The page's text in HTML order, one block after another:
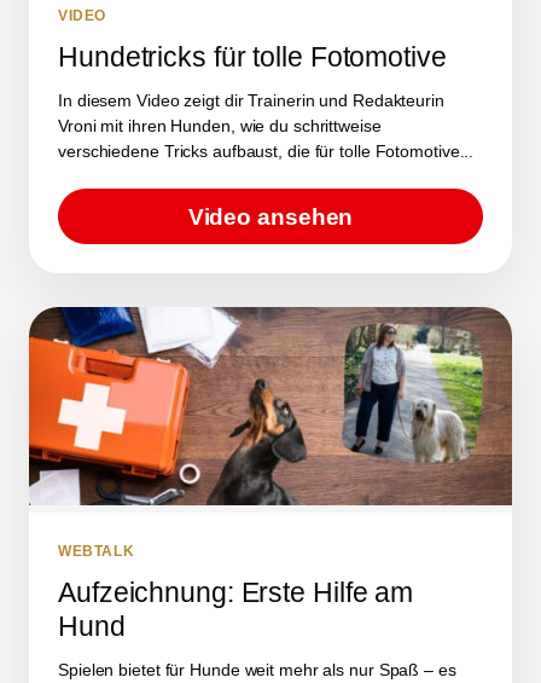
VIDEO
Hundetricks für tolle Fotomotive
In diesem Video zeigt dir Trainerin und Redakteurin
Vroni mit ihren Hunden, wie du schrittweise
verschiedene Tricks aufbaust, die für tolle Fotomotive...
Video ansehen
WEBTALK
Aufzeichnung: Erste Hilfe am
Hund
Spielen bietet für Hunde weit mehr als nur Spaß – es